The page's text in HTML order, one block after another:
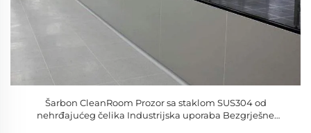
Šarbon CleanRoom Prozor sa staklom SUS304 od
nehrđajućeg čelika Industrijska uporaba Bezgrješne